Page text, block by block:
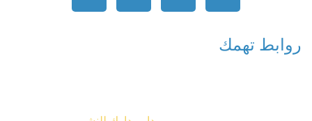
روابط تهمك